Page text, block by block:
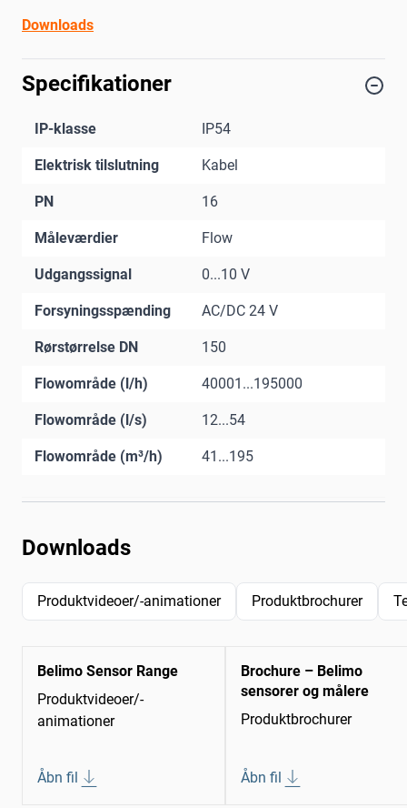
Downloads
Specifikationer
IP-klasse IP54
Elektrisk tilslutning Kabel
PN 16
Måleværdier Flow
Udgangssignal 0...10 V
Forsyningsspænding AC/DC 24 V
Rørstørrelse DN 150
Flowområde (l/h) 40001...195000
Flowområde (l/s) 12...54
Flowområde (m³/h) 41...195
Downloads
Produktvideoer/-animationer Produktbrochurer
Belimo Sensor Range
Produktvideoer/-
animationer
Åbn fil
Brochure – Belimo
sensorer og målere
Produktbrochurer
Åbn fil